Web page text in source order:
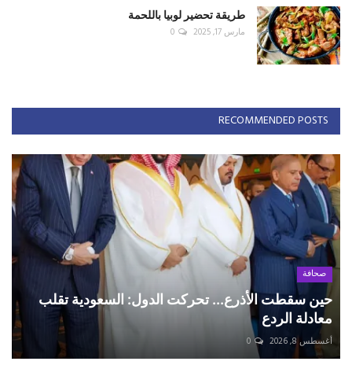
طريقة تحضير لوبيا باللحمة
مارس 17, 2025 0
RECOMMENDED POSTS
صحافة
حين سقطت الأذرع... تحركت الدول: السعودية تقلب
معادلة الردع
أغسطس 8, 2026 0